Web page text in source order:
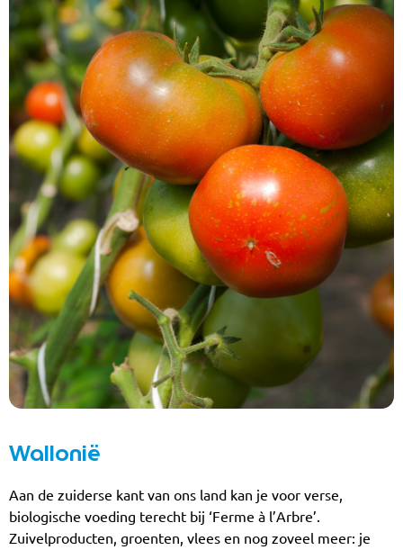
Wallonië
Aan de zuiderse kant van ons land kan je voor verse,
biologische voeding terecht bij ‘Ferme à l’Arbre’.
Zuivelproducten, groenten, vlees en nog zoveel meer: je